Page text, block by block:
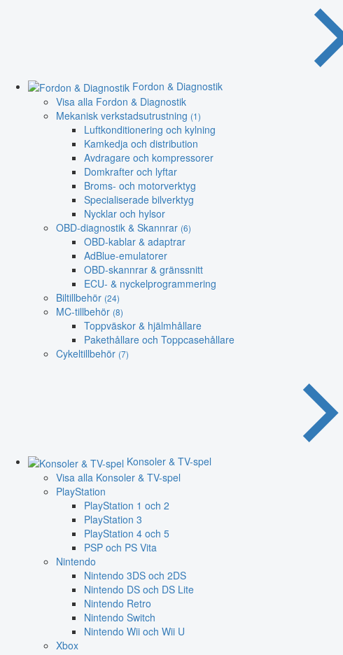
Fordon & Diagnostik
Visa alla Fordon & Diagnostik
Mekanisk verkstadsutrustning (1)
Luftkonditionering och kylning
Kamkedja och distribution
Avdragare och kompressorer
Domkrafter och lyftar
Broms- och motorverktyg
Specialiserade bilverktyg
Nycklar och hylsor
OBD-diagnostik & Skannrar (6)
OBD-kablar & adaptrar
AdBlue-emulatorer
OBD-skannrar & gränssnitt
ECU- & nyckelprogrammering
Biltillbehör (24)
MC-tillbehör (8)
Toppväskor & hjälmhållare
Pakethållare och Toppcasehållare
Cykeltillbehör (7)
Konsoler & TV-spel
Visa alla Konsoler & TV-spel
PlayStation
PlayStation 1 och 2
PlayStation 3
PlayStation 4 och 5
PSP och PS Vita
Nintendo
Nintendo 3DS och 2DS
Nintendo DS och DS Lite
Nintendo Retro
Nintendo Switch
Nintendo Wii och Wii U
Xbox